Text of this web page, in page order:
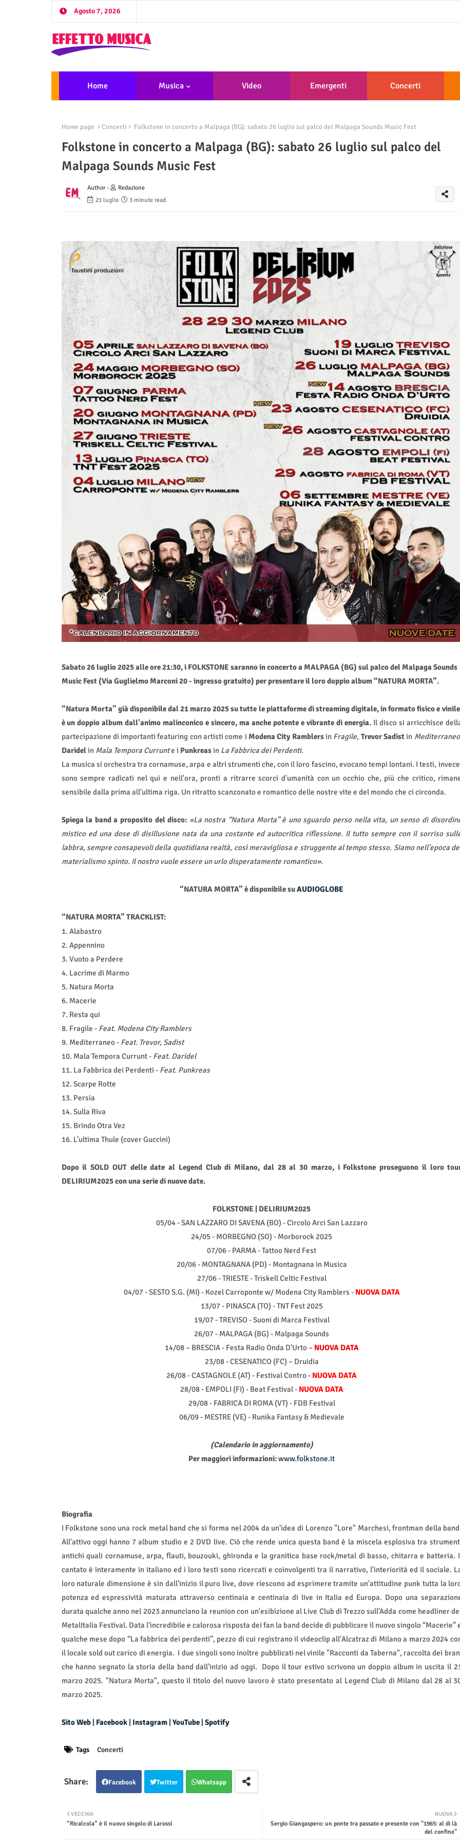
Agosto 7, 2026
Home Musica Video Emergenti Concerti
Home page Concerti Folkstone in concerto a Malpaga (BG): sabato 26 luglio sul palco del Malpaga Sounds Music Fest
Folkstone in concerto a Malpaga (BG): sabato 26 luglio sul palco del
Malpaga Sounds Music Fest
Author -
Redazione
21 luglio
3 minute read
Sabato 26 luglio 2025 alle ore 21:30, i FOLKSTONE saranno in concerto a MALPAGA (BG) sul palco del Malpaga Sounds
Music Fest (Via Guglielmo Marconi 20 - ingresso gratuito) per presentare il loro doppio album “NATURA MORTA”.
“Natura Morta” già disponibile dal 21 marzo 2025 su tutte le piattaforme di streaming digitale, in formato fisico e
è un doppio album dall'animo malinconico e sincero, ma anche potente e vibrante di energia.Il disco si arricchisce
partecipazione di importanti featuring con artisti come i Modena City Ramblersin Fragile, Trevor Sadistin Mediterraneo
Daridelin Mala Tempora Currunte i Punkreasin La Fabbrica dei Perdenti.
La musica si orchestra tra cornamuse, arpa e altri strumenti che, con il loro fascino, evocano tempi lontani. I testi,
sono sempre radicati nel qui e nell'ora, pronti a ritrarre scorci d'umanità con un occhio che, più che critico,
sensibile dalla prima all'ultima riga. Un ritratto scanzonato e romantico delle nostre vite e del mondo che ci circonda.
Spiega la band a proposito del disco: «La nostra “Natura Morta” è uno sguardo perso nella vita, un senso di
mistico ed una dose di disillusione nata da una costante ed autocritica riflessione. Il tutto sempre con il sorriso
labbra, sempre consapevoli della quotidiana realtà, così meravigliosa e struggente al tempo stesso. Siamo nell’epoca
materialismo spinto. Il nostro vuole essere un urlo disperatamente romantico».
“NATURA MORTA” è disponibile suAUDIOGLOBE
“NATURA MORTA” TRACKLIST:
1. Alabastro
2. Appennino
3. Vuoto a Perdere
4. Lacrime di Marmo
5. Natura Morta
6. Macerie
7. Resta qui
8. Fragile - Feat. Modena City Ramblers
9. Mediterraneo - Feat. Trevor, Sadist
10. Mala Tempora Currunt - Feat. Daridel
11. La Fabbrica dei Perdenti - Feat. Punkreas
12. Scarpe Rotte
13. Persia
14. Sulla Riva
15. Brindo Otra Vez
16. L’ultima Thule (cover Guccini)
Dopo il SOLD OUT delle date al Legend Club di Milano, dal 28 al 30 marzo, i Folkstone proseguono il loro
DELIRIUM2025 con una serie di nuove date.
FOLKSTONE | DELIRIUM2025
05/04 - SAN LAZZARO DI SAVENA (BO) - Circolo Arci San Lazzaro
24/05 - MORBEGNO (SO) - Morborock 2025
07/06 - PARMA - Tattoo Nerd Fest
20/06 - MONTAGNANA (PD) - Montagnana in Musica
27/06 - TRIESTE - Triskell Celtic Festival
04/07 - SESTO S.G. (MI) - Kozel Carroponte w/ Modena City Ramblers - NUOVA DATA
13/07 - PINASCA (TO) - TNT Fest 2025
19/07 - TREVISO - Suoni di Marca Festival
26/07 - MALPAGA (BG) - Malpaga Sounds
14/08 – BRESCIA - Festa Radio Onda D'Urto – NUOVA DATA
23/08 - CESENATICO (FC) – Druidia
26/08 - CASTAGNOLE (AT) - Festival Contro - NUOVA DATA
28/08 - EMPOLI (FI) - Beat Festival - NUOVA DATA
29/08 - FABRICA DI ROMA (VT) - FDB Festival
06/09 - MESTRE (VE) - Runika Fantasy & Medievale
(Calendario in aggiornamento)
Per maggiori informazioni:www.folkstone.it
Biografia
I Folkstone sono una rock metal band che si forma nel 2004 da un'idea di Lorenzo "Lore" Marchesi, frontman della
All'attivo oggi hanno 7 album studio e 2 DVD live. Ciò che rende unica questa band è la miscela esplosiva tra
antichi quali cornamuse, arpa, flauti, bouzouki, ghironda e la granitica base rock/metal di basso, chitarra e batteria.
cantato è interamente in italiano ed i loro testi sono ricercati e coinvolgenti tra il narrativo, l'interiorità ed il sociale.
loro naturale dimensione è sin dall'inizio il puro live, dove riescono ad esprimere tramite un'attitudine punk tutta la
potenza ed espressività maturata attraverso centinaia e centinaia di live in Italia ed Europa. Dopo una
durata qualche anno nel 2023 annunciano la reunion con un'esibizione al Live Club di Trezzo sull’Adda come headliner
MetalItalia Festival. Data l'incredibile e calorosa risposta dei fan la band decide di pubblicare il nuovo singolo “Macerie”
qualche mese dopo “La fabbrica dei perdenti”, pezzo di cui registrano il videoclip all'Alcatraz di Milano a marzo 2024
il locale sold out carico di energia. I due singoli sono inoltre pubblicati nel vinile "Racconti da Taberna", raccolta dei
che hanno segnato la storia della band dall'inizio ad oggi.
Dopo il tour estivo scrivono un doppio album in uscita il
marzo 2025. "Natura Morta", questo il titolo del nuovo lavoro è stato presentato al Legend Club di Milano dal 28 al
marzo 2025.
Sito Web| Facebook| Instagram | YouTube| Spotify
Tags Concerti
Facebook Twitter Whatsapp
NUOVA
Sergio Giangaspero: un ponte tra passato e presente con "1965: al di là
del confine"
VECCHIA
“Ricalcola” è il nuovo singolo di Larossi